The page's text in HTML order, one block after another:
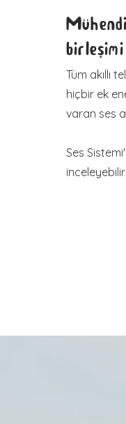
birleşimi
Tüm akıllı
hiçbir ek
varan ses
Ses